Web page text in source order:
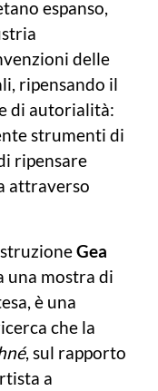
espanso,
delle
ripensando il
di autorialità:
strumenti di
ripensare
attraverso
Gea
una mostra di
è una
che la
, sul rapporto
a